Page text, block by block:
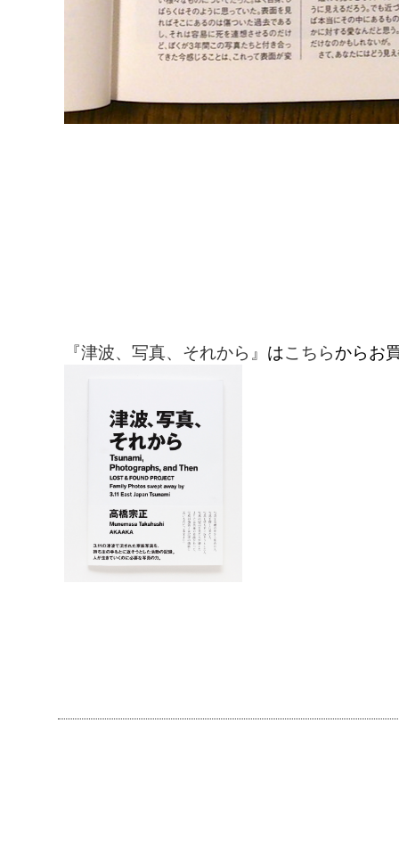
『津波、写真、それから』 はこちらからお